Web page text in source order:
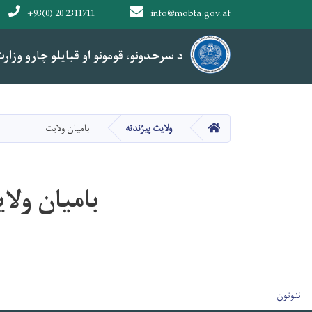
د سرحدونو، قومونو او قبایلو چارو
info@mobta.gov.af
+93(0) 20 2311711
Main navigation
د سرحدونو، قومونو او قبایلو چارو
کور ولایت پیژندنه بامیان ولایت
بامیان
User account menu
ننوتون